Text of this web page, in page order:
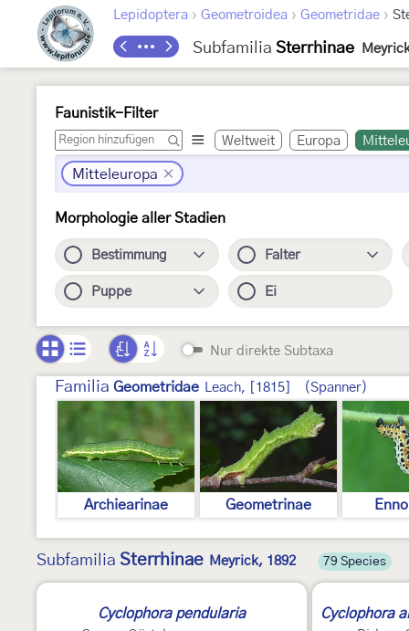
Lepidoptera › Geometroidea › Geometridae ›
Subfamilia Sterrhinae
Faunistik-Filter
Weltweit Europa
Mitteleuropa
Morphologie aller Stadien
Bestimmung Falter
Puppe Ei
Nur direkte Subtaxa
Familia Geometridae Leach, [1815] (Spanner)
Archiearinae Geometrinae
Subfamilia Sterrhinae Meyrick, 1892 79 Species
Cyclophora pendularia
Cyclophora